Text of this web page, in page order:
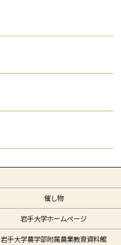
催し物
岩手大学ホームページ
岩手大学農学部附属農業教育資料館